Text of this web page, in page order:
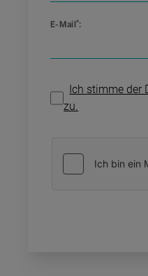
E-Mail *:
Ich stimme der
zu.